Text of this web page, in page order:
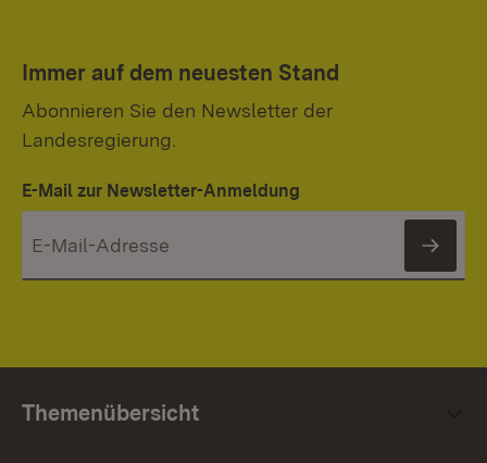
Immer auf dem neuesten Stand
Abonnieren Sie den Newsletter der
Landesregierung.
E-Mail zur Newsletter-Anmeldung
Themenübersicht